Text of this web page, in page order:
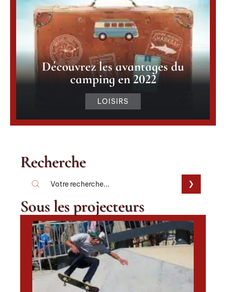
Découvrez les avantages du
camping en 2022
LOISIRS
Recherche
Sous les projecteurs